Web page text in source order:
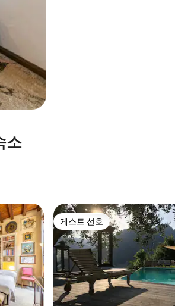
소
게스트 선호
게스트 선호